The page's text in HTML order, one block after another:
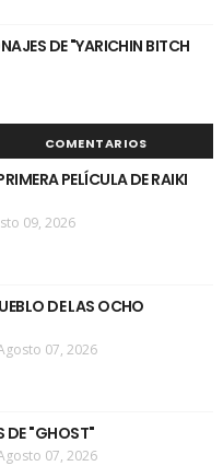
DE "YARICHIN BITCH
COMENTARIOS
PELÍCULA DE RAIKI
09, 2026
DE LAS OCHO
07, 2026
DE "GHOST"
07, 2026